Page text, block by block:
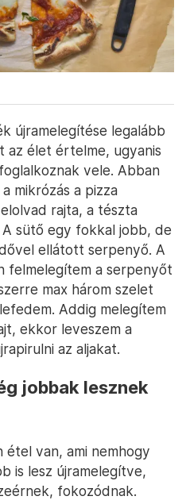
újramelegítése legalább
az élet értelme, ugyanis
vele. Abban
mikrózás a pizza
rajta, a tészta
A sütő egy fokkal jobb, de
ellátott serpenyő. A
felmelegítem a serpenyőt
max három szelet
Addig melegítem
ekkor leveszem a
az aljakat.
jobbak lesznek
étel van, ami nemhogy
is lesz újramelegítve,
fokozódnak.